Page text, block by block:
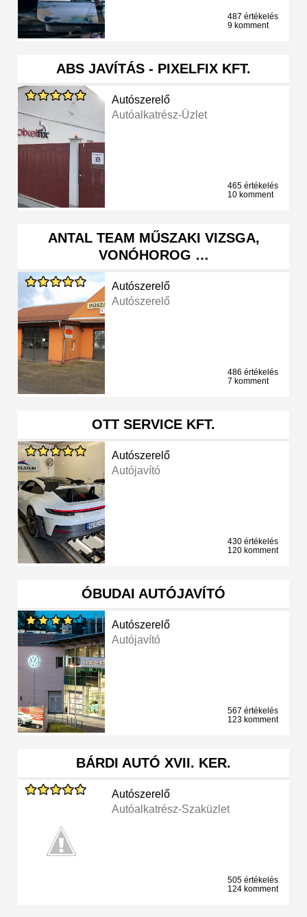
487 értékelés
9 komment
ABS JAVÍTÁS - PIXELFIX KFT.
Autószerelő
Autóalkatrész-Üzlet
465 értékelés
10 komment
ANTAL TEAM MŰSZAKI VIZSGA,
VONÓHOROG …
Autószerelő
Autószerelő
486 értékelés
7 komment
OTT SERVICE KFT.
Autószerelő
Autójavító
430 értékelés
120 komment
ÓBUDAI AUTÓJAVÍTÓ
Autószerelő
Autójavító
567 értékelés
123 komment
BÁRDI AUTÓ XVII. KER.
Autószerelő
Autóalkatrész-Szaküzlet
505 értékelés
124 komment